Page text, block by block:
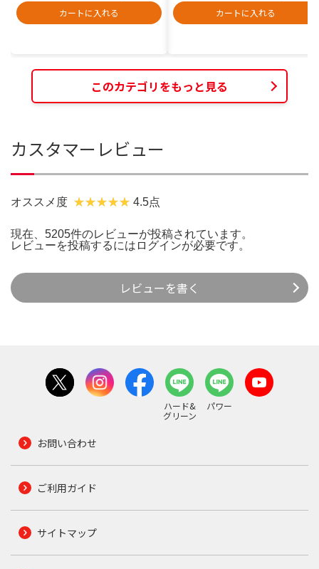
カートに入れる
カートに入れる
このカテゴリをもっと見る
カスタマーレビュー
オススメ度 4.5点
現在、5205件のレビューが投稿されています。
レビューを投稿するには ログインが必要です。
レビューを書く
ハード&
グリーン
パワー
お問い合わせ
ご利用ガイド
サイトマップ